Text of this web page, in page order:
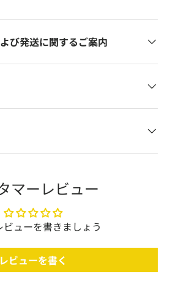
び発送に関するご案内
マーレビュー
ューを書きましょう
レビューを書く